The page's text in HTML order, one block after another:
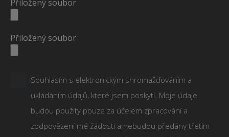
Přiložený soubor
Přiložený soubor
Souhlasím s elektronickým shromažďováním a
ukládáním údajů, které jsem poskytl. Moje údaje
budou použity pouze za účelem zpracování a
zodpovězení mé žádosti a nebudou předány třetím